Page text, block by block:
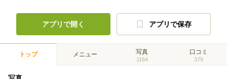
アプリで開く アプリで保存
トップ メニュー 写真
1164
口コミ
379